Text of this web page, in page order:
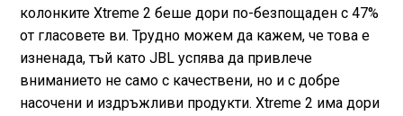
колонките Xtreme 2 беше дори по-безпощаден с 47%
от гласовете ви. Трудно можем да кажем, че това е
изненада, тъй като JBL успява да привлече
вниманието не само с качествени, но и с добре
насочени и издръжливи продукти. Xtreme 2 има дори